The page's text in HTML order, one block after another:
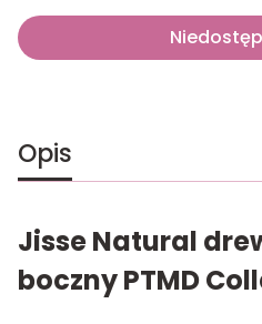
Opis
Jisse Natural
boczny PTMD